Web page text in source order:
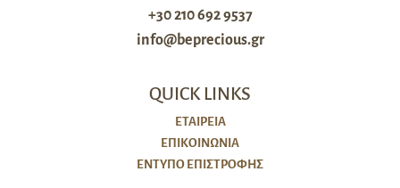
+30 210 692 9537
info@beprecious.gr
QUICK LINKS
ΕΤΑΙΡΕΙΑ
ΕΠΙΚΟΙΝΩΝΙΑ
ΈΝΤΥΠΟ ΕΠΙΣΤΡΟΦΉΣ